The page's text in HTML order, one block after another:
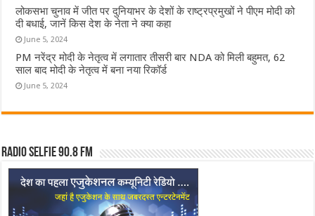
लोकसभा चुनाव में जीत पर दुनियाभर के देशों के राष्ट्रप्रमुखों ने पीएम मोदी को
दी बधाई, जानें किस देश के नेता ने क्या कहा
June 5, 2024
PM नरेंद्र मोदी के नेतृत्व में लगातार तीसरी बार NDA को मिली बहुमत, 62
साल बाद मोदी के नेतृत्व में बना नया रिकॉर्ड
June 5, 2024
Radio Selfie 90.8 FM